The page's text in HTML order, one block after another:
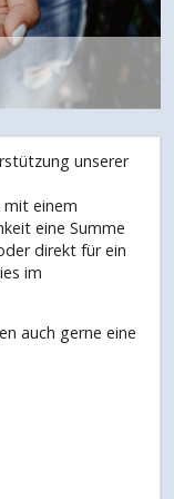
unserer
einem
eine Summe
direkt für ein
im
auch gerne eine